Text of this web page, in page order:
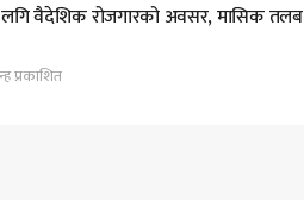
लगि वैदेशिक रोजगारको अवसर, मासिक तलब
प्रकाशित